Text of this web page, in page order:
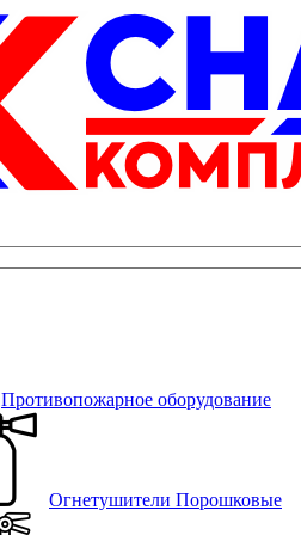
Противопожарное оборудование
Огнетушители Порошковые